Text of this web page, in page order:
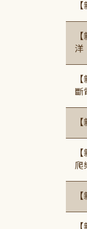
洋
斷
爬